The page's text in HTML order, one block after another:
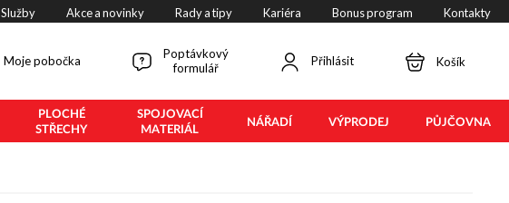
Služby Akce a novinky Rady a tipy Kariéra Bonus program Kontakty
Moje pobočka
Poptávkový
formulář
Přihlásit Košík
PLOCHÉ
STŘECHY
SPOJOVACÍ
MATERIÁL
NÁŘADÍ VÝPRODEJ PŮJČOVNA